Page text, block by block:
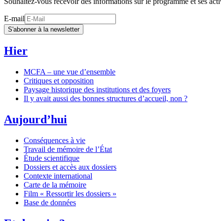
E-mail
S'abonner à la newsletter
Hier
MCFA – une vue d’ensemble
Critiques et opposition
Paysage historique des institutions et des foyers
Il y avait aussi des bonnes structures d’accueil, non ?
Aujourd’hui
Conséquences à vie
Travail de mémoire de l’État
Étude scientifique
Dossiers et accès aux dossiers
Contexte international
Carte de la mémoire
Film « Ressortir les dossiers »
Base de données